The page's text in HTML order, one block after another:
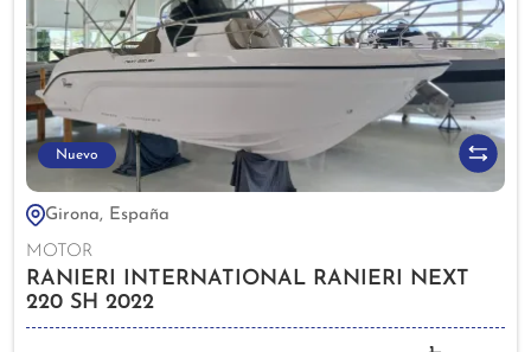
Nuevo
Girona, España
MOTOR
RANIERI INTERNATIONAL RANIERI NEXT
220 SH 2022